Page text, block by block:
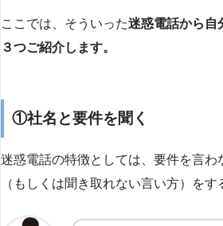
ここでは、そういった迷惑電話から自
３つご紹介します。
①社名と要件を聞く
迷惑電話の特徴としては、要件を言わ
（もしくは聞き取れない言い方）をす